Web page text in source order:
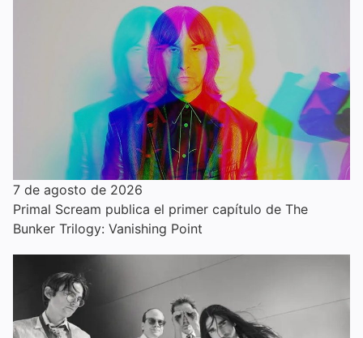
7 de agosto de 2026
Primal Scream publica el primer capítulo de The
Bunker Trilogy: Vanishing Point